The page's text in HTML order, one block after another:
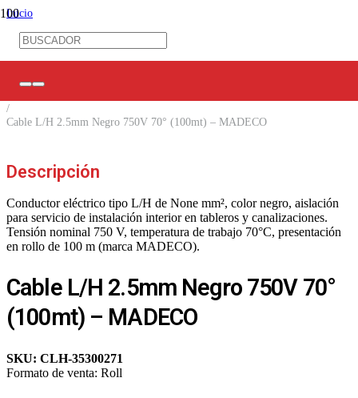
Inicio
Ferretería Eléctrica
/
Cable L/H 2.5mm Negro 750V 70° (100mt) – MADECO
Descripción
Conductor eléctrico tipo L/H de None mm², color negro, aislación
para servicio de instalación interior en tableros y canalizaciones.
Tensión nominal 750 V, temperatura de trabajo 70°C, presentación
en rollo de 100 m (marca MADECO).
Cable L/H 2.5mm Negro 750V 70°
(100mt) – MADECO
SKU: CLH-35300271
Formato de venta: Roll